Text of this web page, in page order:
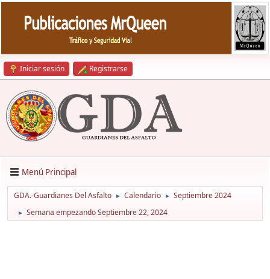
Iniciar sesión Registrarse
Menú Principal
GDA.-Guardianes Del Asfalto ► Calendario ► Septiembre 2024
► Semana empezando Septiembre 22, 2024